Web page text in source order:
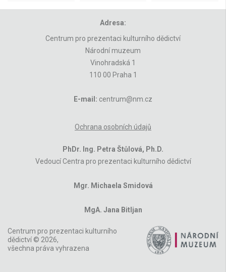
Adresa:
Centrum pro prezentaci kulturního dědictví
Národní muzeum
Vinohradská 1
110 00 Praha 1
E-mail: centrum@nm.cz
Ochrana osobních údajů
PhDr. Ing. Petra Štůlová, Ph.D.
Vedoucí Centra pro prezentaci kulturního dědictví
Mgr. Michaela Smidová
MgA. Jana Bitljan
Centrum pro prezentaci kulturního
dědictví © 2026,
všechna práva vyhrazena